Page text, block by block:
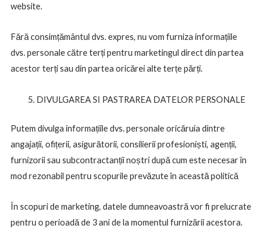
website.
Fără consimțământul dvs. expres, nu vom furniza informațiile
dvs. personale către terți pentru marketingul direct din partea
acestor terți sau din partea oricărei alte terțe părți.
DIVULGAREA SI PASTRAREA DATELOR PERSONALE
Putem divulga informațiile dvs. personale oricăruia dintre
angajații, ofițerii, asigurătorii, consilierii profesioniști, agenții,
furnizorii sau subcontractanții noștri după cum este necesar în
mod rezonabil pentru scopurile prevăzute în această politică
În scopuri de marketing, datele dumneavoastră vor fi prelucrate
pentru o perioadă de 3 ani de la momentul furnizării acestora.